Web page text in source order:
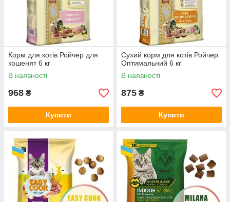
Корм для котів Ройчер для
кошенят 6 кг
В наявності
968 ₴
Купити
Сухий корм для котів Ройчер
Оптимальний 6 кг
В наявності
875 ₴
Купити